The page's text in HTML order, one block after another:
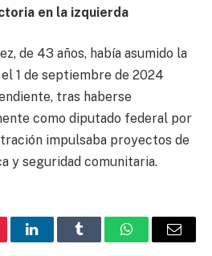
en la izquierda
de 43 años, había asumido la
1 de septiembre de 2024
tras haberse
como diputado federal por
impulsaba proyectos de
y seguridad comunitaria.
LinkedInTumblr WhatsAppEmail